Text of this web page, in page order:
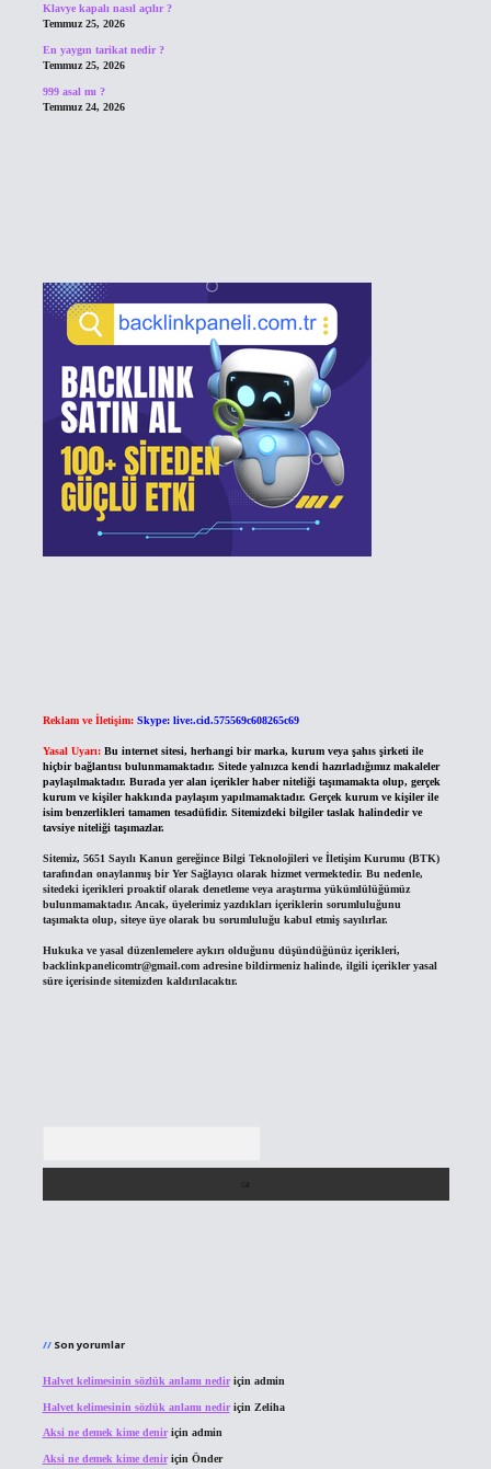
Klavye kapalı nasıl açılır ?
Temmuz 25, 2026
En yaygın tarikat nedir ?
Temmuz 25, 2026
999 asal mı ?
Temmuz 24, 2026
Reklam ve İletişim: Skype: live:.cid.575569c608265c69
Yasal Uyarı: Bu internet sitesi, herhangi bir marka, kurum veya şahıs şirketi ile
hiçbir bağlantısı bulunmamaktadır. Sitede yalnızca kendi hazırladığımız makaleler
paylaşılmaktadır. Burada yer alan içerikler haber niteliği taşımamakta olup, gerçek
kurum ve kişiler hakkında paylaşım yapılmamaktadır. Gerçek kurum ve kişiler ile
isim benzerlikleri tamamen tesadüfidir. Sitemizdeki bilgiler taslak halindedir ve
tavsiye niteliği taşımazlar.
Sitemiz, 5651 Sayılı Kanun gereğince Bilgi Teknolojileri ve İletişim Kurumu (BTK)
tarafından onaylanmış bir Yer Sağlayıcı olarak hizmet vermektedir. Bu nedenle,
sitedeki içerikleri proaktif olarak denetleme veya araştırma yükümlülüğümüz
bulunmamaktadır. Ancak, üyelerimiz yazdıkları içeriklerin sorumluluğunu
taşımakta olup, siteye üye olarak bu sorumluluğu kabul etmiş sayılırlar.
Hukuka ve yasal düzenlemelere aykırı olduğunu düşündüğünüz içerikleri,
backlinkpanelicomtr@gmail.comadresine bildirmeniz halinde, ilgili içerikler yasal
süre içerisinde sitemizden kaldırılacaktır.
Son yorumlar
Halvet kelimesinin sözlük anlamı nediriçin admin
Halvet kelimesinin sözlük anlamı nediriçin Zeliha
Aksi ne demek kime deniriçin admin
Aksi ne demek kime deniriçin Önder